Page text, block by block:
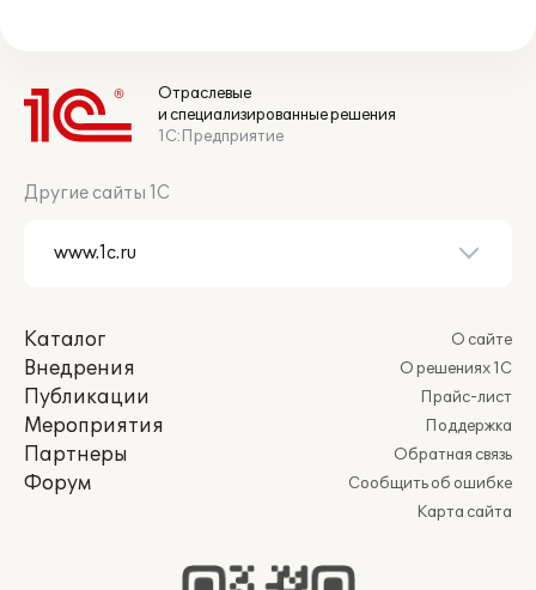
Отраслевые
и специализированные решения
1С:Предприятие
Другие сайты 1С
Каталог
Внедрения
Публикации
Мероприятия
Партнеры
Форум
О сайте
О решениях 1С
Прайс-лист
Поддержка
Обратная связь
Сообщить об ошибке
Карта сайта